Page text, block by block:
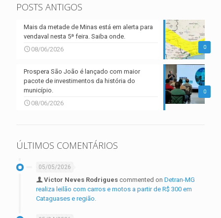
POSTS ANTIGOS
0
Mais da metade de Minas está em alerta para
vendaval nesta 5ª feira. Saiba onde.
08/06/2026
0
Prospera São João é lançado com maior
pacote de investimentos da história do
município.
08/06/2026
ÚLTIMOS COMENTÁRIOS
05/05/2026
Victor Neves Rodrigues commented on Detran-MG
realiza leilão com carros e motos a partir de R$ 300 em
Cataguases e região.